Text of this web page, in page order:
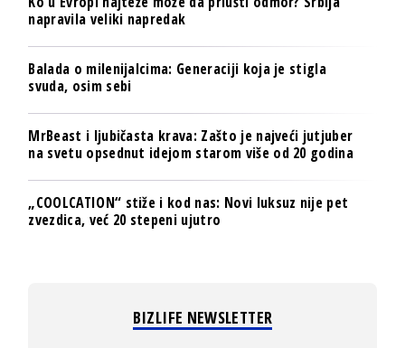
napravila veliki napredak
Balada o milenijalcima: Generaciji koja je stigla
svuda, osim sebi
MrBeast i ljubičasta krava: Zašto je najveći jutjuber
na svetu opsednut idejom starom više od 20 godina
„COOLCATION“ stiže i kod nas: Novi luksuz nije pet
zvezdica, već 20 stepeni ujutro
BIZLIFE NEWSLETTER